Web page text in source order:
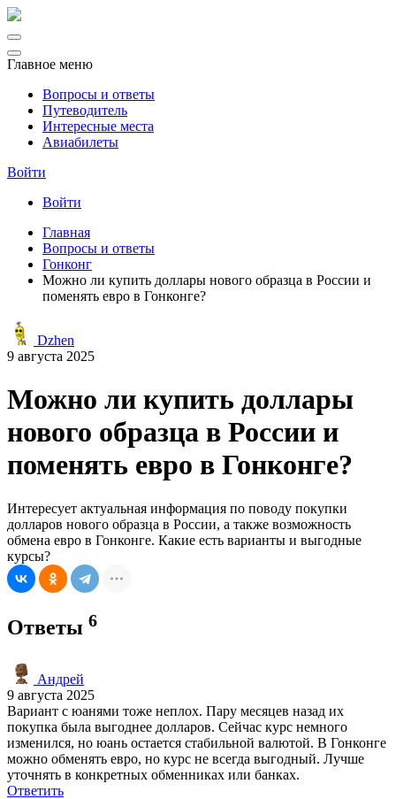
Главное меню
Вопросы и ответы
Путеводитель
Интересные места
Авиабилеты
Войти
Войти
Главная
Вопросы и ответы
Гонконг
Можно ли купить доллары нового образца в России и
поменять евро в Гонконге?
Dzhen
9 августа 2025
Можно ли купить доллары
нового образца в России и
поменять евро в Гонконге?
Интересует актуальная информация по поводу покупки
долларов нового образца в России, а также возможность
обмена евро в Гонконге. Какие есть варианты и выгодные
курсы?
Ответы 6
Андрей
9 августа 2025
Вариант с юанями тоже неплох. Пару месяцев назад их
покупка была выгоднее долларов. Сейчас курс немного
изменился, но юань остается стабильной валютой. В Гонконге
можно обменять евро, но курс не всегда выгодный. Лучше
уточнять в конкретных обменниках или банках.
Ответить